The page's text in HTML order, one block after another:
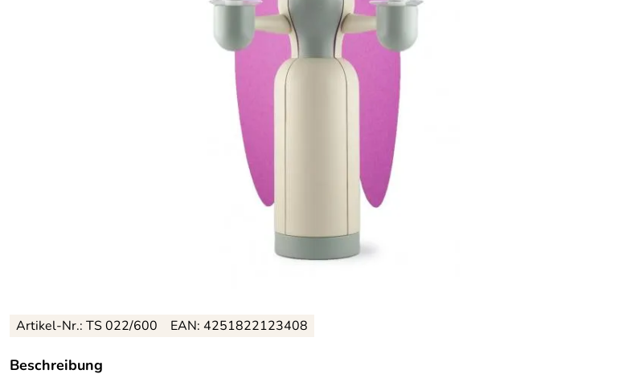
Artikel-Nr.: TS 022/600 EAN: 4251822123408
Beschreibung